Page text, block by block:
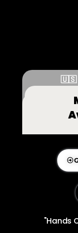
🇺🇸
"Hands